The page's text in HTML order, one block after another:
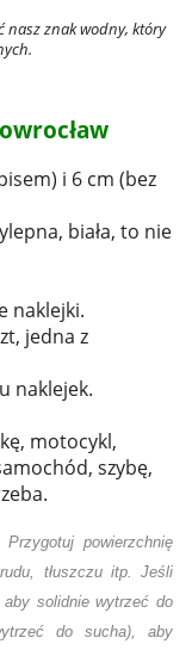
nasz znak wodny, który
i 6 cm (bez
biała, to nie
naklejki.
jedna z
naklejek.
motocykl,
szybę,
powierzchnię
tłuszczu itp. Jeśli
aby solidnie wytrzeć do
do sucha), aby